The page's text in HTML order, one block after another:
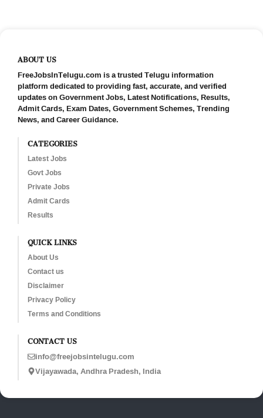
ABOUT US
FreeJobsInTelugu.com is a trusted Telugu information
platform dedicated to providing fast, accurate, and verified
updates on Government Jobs, Latest Notifications, Results,
Admit Cards, Exam Dates, Government Schemes, Trending
News, and Career Guidance.
CATEGORIES
Latest Jobs
Govt Jobs
Private Jobs
Admit Cards
Results
QUICK LINKS
About Us
Contact us
Disclaimer
Privacy Policy
Terms and Conditions
CONTACT US
info@freejobsintelugu.com
Vijayawada, Andhra Pradesh, India